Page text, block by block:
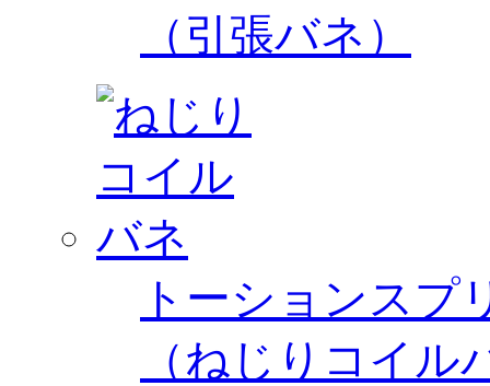
（引張バネ）
トーションスプ
（ねじりコイル